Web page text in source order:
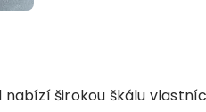
nabízí širokou škálu